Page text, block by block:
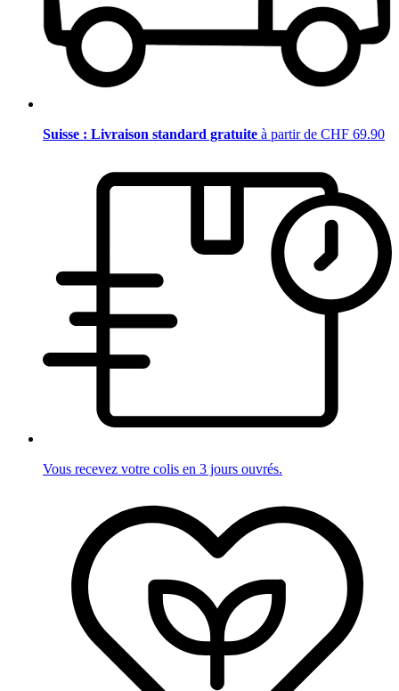
Suisse : Livraison standard gratuite à partir de CHF 69.90
Vous recevez votre colis en 3 jours ouvrés.